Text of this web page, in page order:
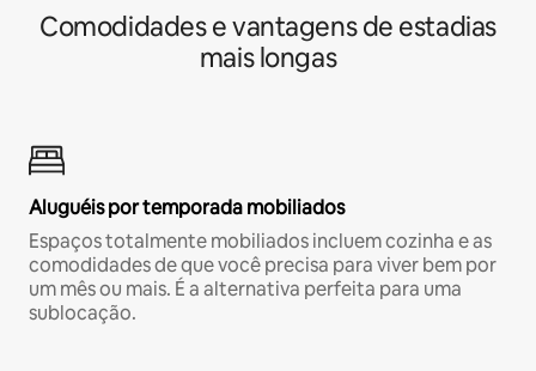
Comodidades e vantagens de estadias
mais longas
Aluguéis por temporada mobiliados
Espaços totalmente mobiliados incluem cozinha e as
comodidades de que você precisa para viver bem por
um mês ou mais. É a alternativa perfeita para uma
sublocação.